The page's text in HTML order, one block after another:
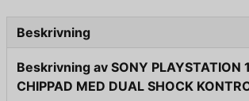
Beskrivning
Beskrivning av SONY PLAYSTATION
CHIPPAD MED DUAL SHOCK